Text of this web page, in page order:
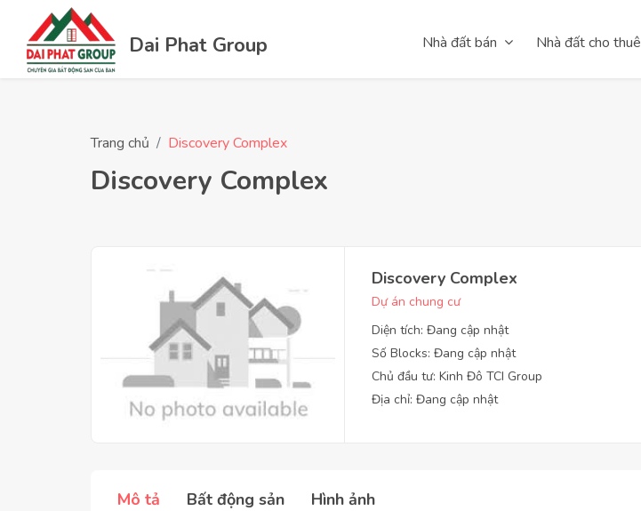
Dai Phat Group Nhà đất bán Nhà đất cho thuê
Trang chủ Discovery Complex
Discovery Complex
Discovery Complex
Dự án chung cư
Diện tích: Đang cập nhật
Số Blocks: Đang cập nhật
Chủ đầu tư: Kinh Đô TCI Group
Địa chỉ: Đang cập nhật
Mô tả Bất động sản Hình ảnh